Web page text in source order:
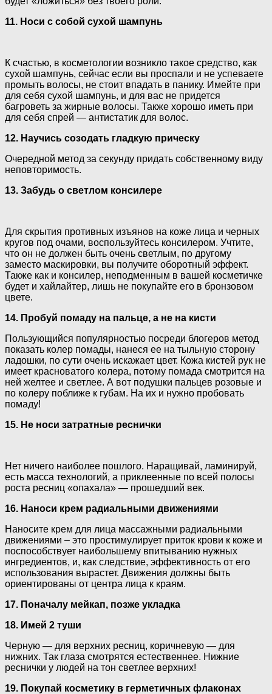
11. Носи с собой сухой шампунь
К счастью, в косметологии возникло такое средство, как
сухой шампунь, сейчас если вы проспали и не успеваете
промыть волосы, не стоит впадать в панику. Имейте при
для себя сухой шампунь, и для вас не придется
багроветь за жирные волосы. Также хорошо иметь при
для себя спрей — антистатик для волос.
12. Научись созодать гладкую прическу
Очередной метод за секунду придать собственному виду
неповторимость.
13. Забудь о светлом консилере
Для скрытия противных изъянов на коже лица и черных
кругов под очами, воспользуйтесь консилером. Учтите,
что он не должен быть очень светлым, по другому
заместо маскировки, вы получите оборотный эффект.
Также как и консилер, неподменным в вашей косметичке
будет и хайлайтер, лишь не покупайте его в бронзовом
цвете.
14. Пробуй помаду на пальце, а не на кисти
Пользующийся популярностью посреди блогеров метод
показать колер помады, нанеся ее на тыльную сторону
ладошки, по сути очень искажает цвет. Кожа кистей рук не
имеет красноватого колера, потому помада смотрится на
ней желтее и светлее. А вот подушки пальцев розовые и
по колеру поближе к губам. На их и нужно пробовать
помаду!
15. Не носи затратные реснички
Нет ничего наиболее пошлого. Наращивай, ламинируй,
есть масса технологий, а приклеенные по всей полосы
роста ресниц «опахала» — прошедший век.
16. Наноси крем радиальными движениями
Наносите крем для лица массажными радиальными
движениями – это простимулирует приток крови к коже и
поспособствует наибольшему впитыванию нужных
ингредиентов, и, как следствие, эффективность от его
использования вырастет. Движения должны быть
ориентированы от центра лица к краям.
17. Поначалу мейкап, позже укладка
18. Имей 2 туши
Черную — для верхних ресниц, коричневую — для
нижних. Так глаза смотрятся естественнее. Нижние
реснички у людей на тон светлее верхних!
19. Покупай косметику в герметичных флаконах